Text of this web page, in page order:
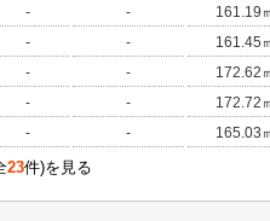
- - 161.19
- - 161.45
- - 172.62
- - 172.72
- - 165.03
23件)を見る